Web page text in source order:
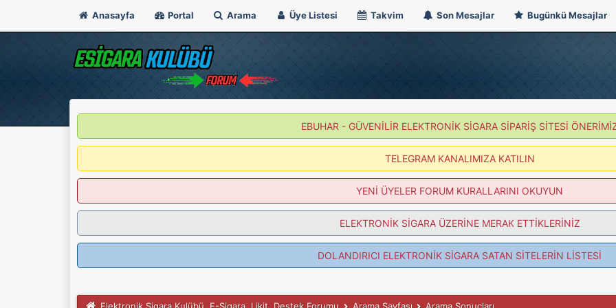
Anasayfa Portal Arama Üye Listesi Takvim Son Mesajlar Bugünkü Mesajlar
EBUHAR - GÜVENİLİR ELEKTRONİK SİGARA SİPARİŞ SİTESİ
TELEGRAM KANALIMIZA KATILIN
YENİ ÜYELER FORUM KURALLARINI OKUYUN
ELEKTRONİK SİGARA ÜZERİNE MERAK ETTİKLERİNİZ
DOLANDIRICI ELEKTRONİK SİGARA SATAN SİTELERİN LİSTESİ